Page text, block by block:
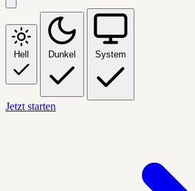
Hell Dunkel System
Jetzt starten